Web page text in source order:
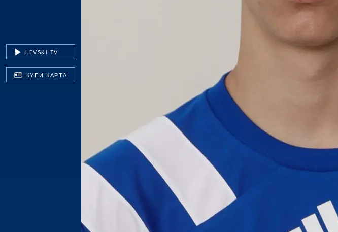
LEVSKI TV
КУПИ КАРТА